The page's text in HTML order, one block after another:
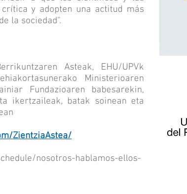
y adopten una actitud más
la sociedad".
Asteak, EHU/UPVk
Ministerioaren
Fundazioaren babesarekin,
ikertzaileak, batak soinean eta
ZientziaAstea/
nosotros-hablamos-ellos-